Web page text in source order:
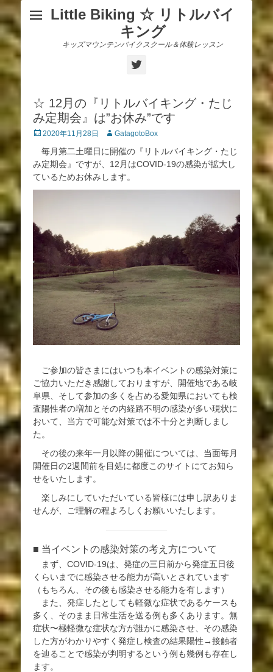
Little Biking ☆ リトルバイ
キング
キッズマウンテンバイクスクール＆体験レッスン
☆ 12月の『リトルバイキング・たじ
み定期会』は”お休み”です
投 2020年11月28日
投
者
GatagotoBox
毎月第二土曜日に開催の『リトルバイキング・たじ
み定期会』ですが、12月はCOVID-19の感染が拡大し
ているためお休みします。
ご参加の皆さまにはいつも本イベントの感染対策に
ご協力いただき感謝しておりますが、開催地である岐
阜県、そして参加の多くを占める愛知県においても検
査陽性者の増加とその内経路不明の感染が多い現状に
おいて、当方で可能な対策では不十分と判断しまし
た。
その後の来年一月以降の開催については、当面毎月
開催日の2週間前を目処に都度このサイトにてお知ら
せをいたします。
楽しみにしていただいている皆様には申し訳ありま
せんが、ご理解の程よろしくお願いいたします。
■ 当イベントの感染対策の考え方について
まず、COVID-19は、発症の三日前から発症五日後
くらいまでに感染させる能力が高いとされています
（もちろん、その後も感染させる能力を有します）
また、発症したとしても軽微な症状であるケースも
多く、そのまま日常生活を送る例も多くあります。無
症状〜極軽微な症状な方が誰かに感染させ、その感染
した方がわかりやすく発症し検査の結果陽性→接触者
を辿ることで感染が判明するという例も幾例も存在し
ます。